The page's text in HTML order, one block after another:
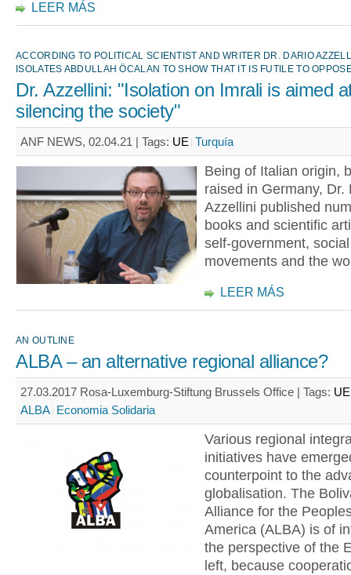
LEER MÁS
ACCORDING TO POLITICAL SCIENTIST AND WRITER DR. DARIO
ISOLATES ABDULLAH ÖCALAN TO SHOW THAT IT IS FUTILE TO
Dr. Azzellini: "Isolation on Imrali is aimed
silencing the society"
ANF NEWS, 02.04.21 | Tags: UE Turquía
Being of Italian origin,
raised in Germany, Dr.
Azzellini published
books and scientific
self-government, social
movements and the
LEER MÁS
AN OUTLINE
ALBA – an alternative regional alliance?
27.03.2017 Rosa-Luxemburg-Stiftung Brussels Office | Tags: UE
ALBA Economia Solidaria
Various regional
initiatives have
counterpoint to the
globalisation. The
Alliance for the
America (ALBA) is of
the perspective of the
left, because